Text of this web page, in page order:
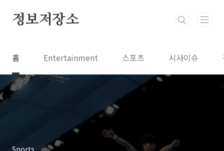
정보저장소
홈 Entertainment 스포츠 시사이슈
Sports